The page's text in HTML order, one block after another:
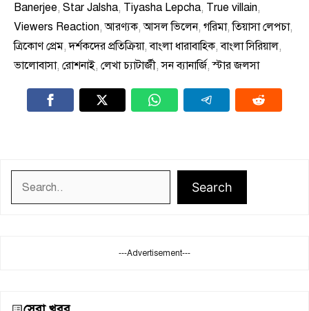
Banerjee, Star Jalsha, Tiyasha Lepcha, True villain,
Viewers Reaction,আরণ্যক,আসল ভিলেন, গরিমা,তিয়াসা লেপচা,
ত্রিকোণ প্রেম,দর্শকদের প্রতিক্রিয়া,বাংলা ধারাবাহিক,বাংলা সিরিয়াল,
ভালোবাসা, রোশনাই, লেখা চ্যাটার্জী,সন ব্যানার্জি,স্টার জলসা
Search
---Advertisement---